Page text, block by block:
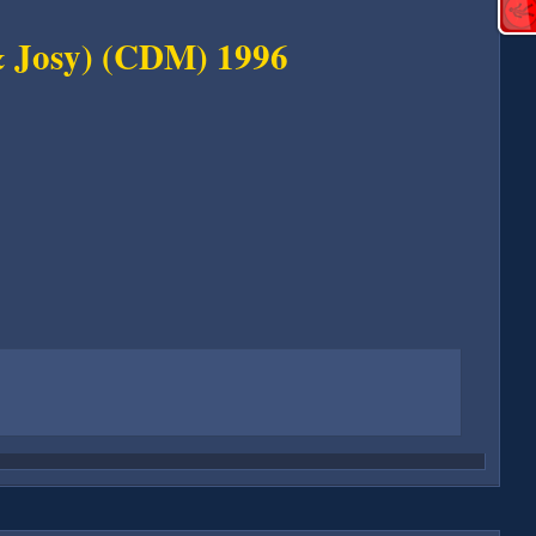
(CDM) 1996